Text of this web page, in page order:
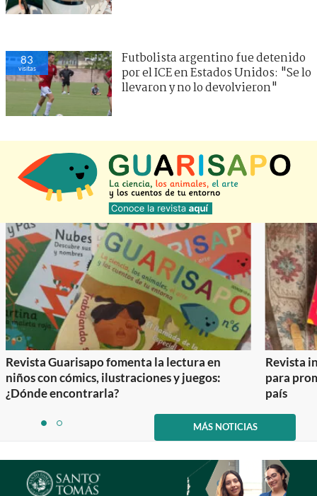
83
visitas
Futbolista argentino fue detenido
por el ICE en Estados Unidos: "Se lo
llevaron y no lo devolvieron"
Revista Guarisapo fomenta la lectura en
niños con cómics, ilustraciones y juegos:
¿Dónde encontrarla?
Revista
para
país
itemitem
2
MÁS NOTICIAS